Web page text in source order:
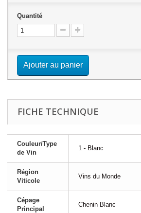
Quantité
Ajouter au panier
FICHE TECHNIQUE
Couleur/Type
de Vin
1 - Blanc
Région
Viticole
Vins du Monde
Cépage
Principal
Chenin Blanc